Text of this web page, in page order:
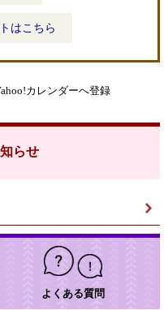
はこちら
カレンダーへ登録
らせ
よくある質問